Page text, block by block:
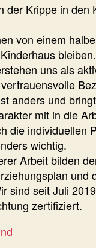
der Krippe in den
von einem
bleiben.
uns als
anders und
mit in die
die individuellen
wichtig.
Arbeit bilden
und
sind seit Juli
zertifiziert.